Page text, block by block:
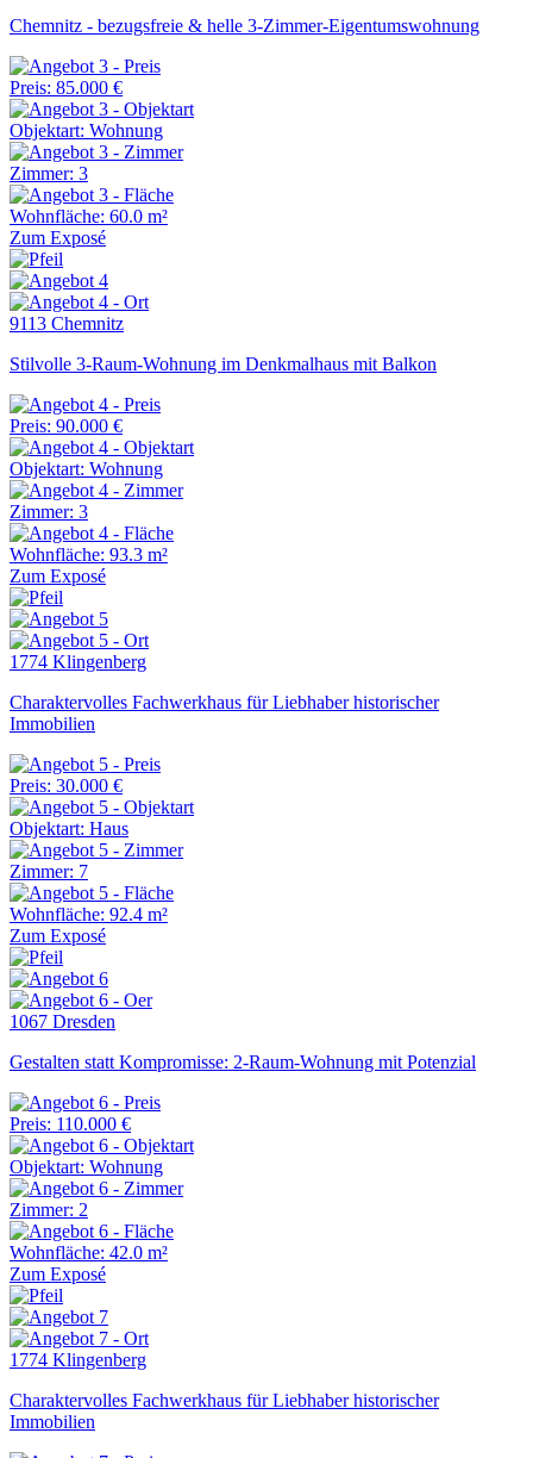
Chemnitz - bezugsfreie & helle 3-Zimmer-Eigentumswohnung
Preis: 85.000 €
Objektart: Wohnung
Zimmer: 3
Wohnfläche: 60.0 m²
Zum Exposé
9113 Chemnitz
Stilvolle 3-Raum-Wohnung im Denkmalhaus mit Balkon
Preis: 90.000 €
Objektart: Wohnung
Zimmer: 3
Wohnfläche: 93.3 m²
Zum Exposé
1774 Klingenberg
Charaktervolles Fachwerkhaus für Liebhaber historischer
Immobilien
Preis: 30.000 €
Objektart: Haus
Zimmer: 7
Wohnfläche: 92.4 m²
Zum Exposé
1067 Dresden
Gestalten statt Kompromisse: 2-Raum-Wohnung mit Potenzial
Preis: 110.000 €
Objektart: Wohnung
Zimmer: 2
Wohnfläche: 42.0 m²
Zum Exposé
1774 Klingenberg
Charaktervolles Fachwerkhaus für Liebhaber historischer
Immobilien